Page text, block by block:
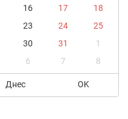
16 17
18
23 24
25
30 31
1
6 7 8
Днес OK